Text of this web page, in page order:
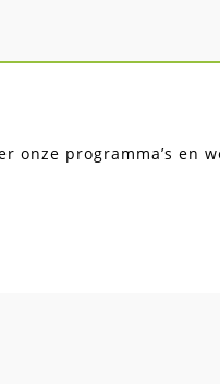
programma’s en